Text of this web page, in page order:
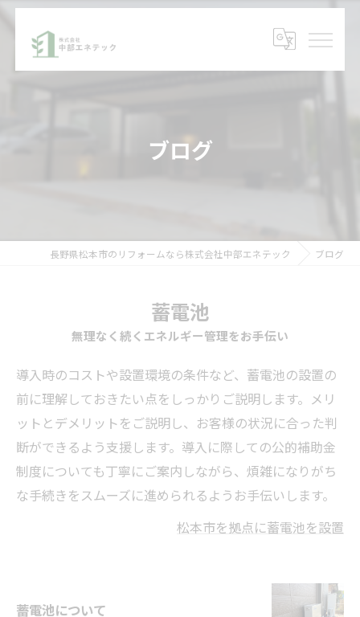
ブログ
長野県松本市のリフォームなら株式会社中部エネテック ブログ
蓄電池
無理なく続くエネルギー管理をお手伝い
導入時のコストや設置環境の条件など、蓄電池の設置の
前に理解しておきたい点をしっかりご説明します。メリ
ットとデメリットをご説明し、お客様の状況に合った判
断ができるよう支援します。導入に際しての公的補助金
制度についても丁寧にご案内しながら、煩雑になりがち
な手続きをスムーズに進められるようお手伝いします。
松本市を拠点に蓄電池を設置
蓄電池について